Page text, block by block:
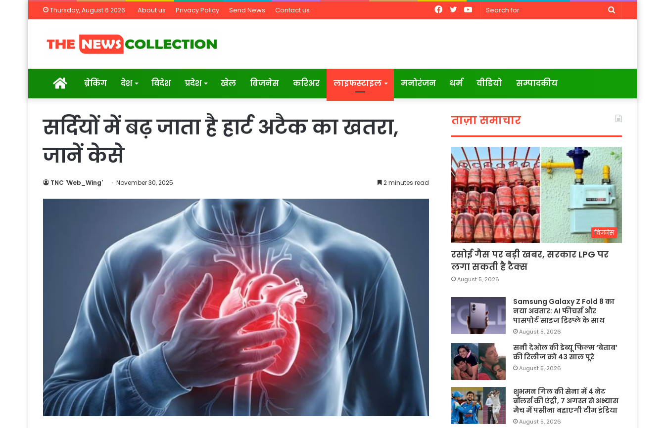
Thursday, August 6 2026 About us Privacy Policy Send News Contact us
Search
YouTube
Twitter
Facebook
Homeब्रेकिंग देश विदेश प्रदेश खेल बिजनेस करिअर लाइफस्टाइल मनोरंजन धर्म वीडियो सम्पादकीय
सर्दियों में बढ़ जाता है हार्ट अटैक का खतरा,
जानें केसे
TNC 'Web_Wing' November 30, 2025 2 minutes read
ताज़ा समाचार
बिजनेस
रसोई गैस पर बड़ी खबर, सरकार LPG पर
लगा सकती है टैक्स
August 5, 2026
Samsung Galaxy Z Fold 8 का
नया अवतार: AI फीचर्स और
पासपोर्ट साइज डिस्प्ले के साथ
August 5, 2026
सनी देओल की डेब्यू फिल्म ‘बेताब’
की रिलीज को 43 साल पूरे
August 5, 2026
शुभमन गिल की सेना में 4 नेट
बॉलर्स की एंट्री, 7 अगस्त से अभ्यास
मैच में पसीना बहाएगी टीम इंडिया
August 5, 2026